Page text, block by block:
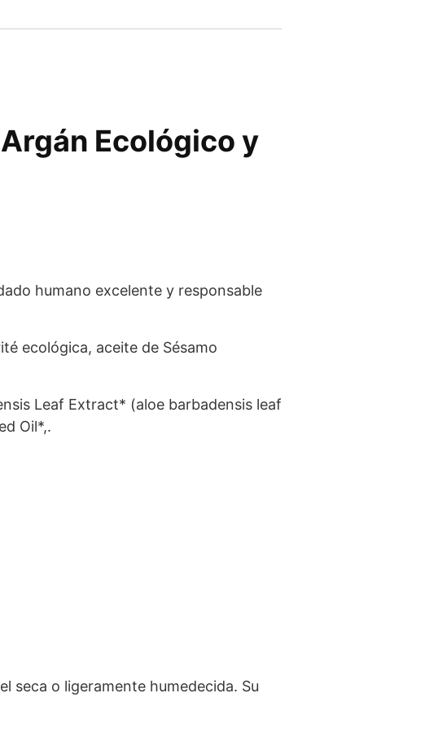
Ecológico y
humano excelente y responsable
ecológica, aceite de Sésamo
Leaf Extract* (aloe barbadensis leaf
Oil*,.
seca o ligeramente humedecida. Su